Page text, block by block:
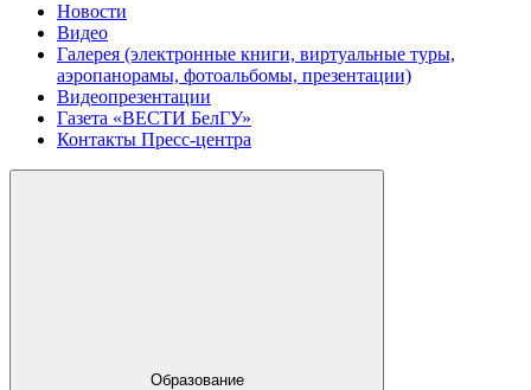
Новости
Видео
Галерея (электронные книги, виртуальные туры,
аэропанорамы, фотоальбомы, презентации)
Видеопрезентации
Газета «ВЕСТИ БелГУ»
Контакты Пресс-центра
Образование